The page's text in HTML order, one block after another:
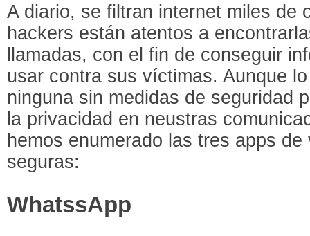
A diario, se filtran internet miles de
hackers están atentos a
llamadas, con el fin de conseguir
usar contra sus víctimas. Aunque
ninguna sin medidas de seguridad
la privacidad en neustras
hemos enumerado las tres apps
seguras:
WhatssApp